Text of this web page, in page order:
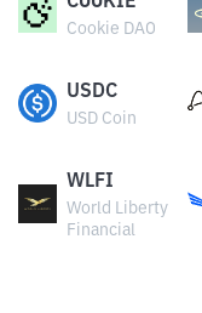
Cookie DAO
USDC
USD Coin
WLFI
World Liberty
Financial